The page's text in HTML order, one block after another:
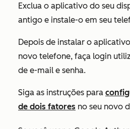
Exclua o aplicativo do seu
antigo e instale-o em seu
Depois de instalar o
novo telefone, faça login
de e-mail e senha.
Siga as instruções para
de dois fatores no seu novo